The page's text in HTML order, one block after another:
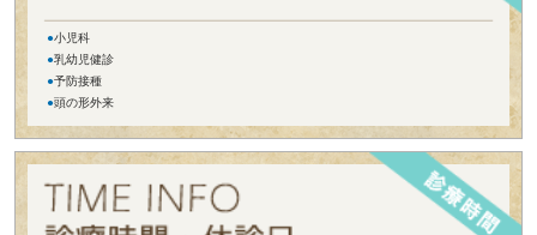
●小児科
●乳幼児健診
●予防接種
●頭の形外来